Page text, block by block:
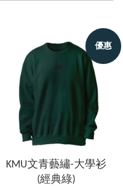
優惠
KMU文青藝繡-大學衫
(經典綠)